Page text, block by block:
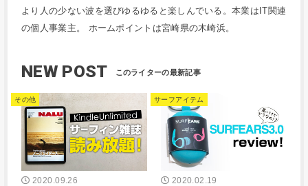
より人の少ない波を選びゆるゆると楽しんでいる。本業はIT関連
の個人事業主。 ホームポイントは宮崎県の木崎浜。
NEW POST
その他
2020.09.26
サーフアイテム
2020.02.19